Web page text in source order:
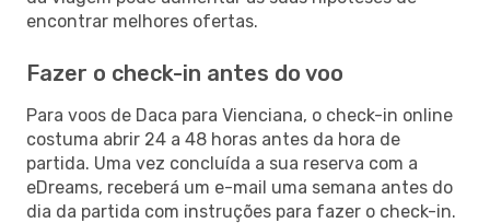
encontrar melhores ofertas.
Fazer o check-in antes do voo
Para voos de Daca para Vienciana, o check-in online
costuma abrir 24 a 48 horas antes da hora de
partida. Uma vez concluída a sua reserva com a
eDreams, receberá um e-mail uma semana antes do
dia da partida com instruções para fazer o check-in.